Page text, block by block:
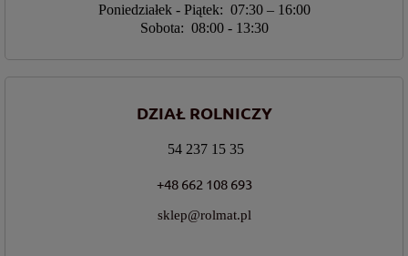
Poniedziałek - Piątek: 07:30 – 16:00
Sobota: 08:00 - 13:30
DZIAŁ ROLNICZY
54 237 15 35
+48 662 108 693
sklep@rolmat.pl